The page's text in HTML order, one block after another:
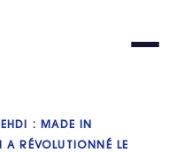
: MADE IN
RÉVOLUTIONNÉ LE